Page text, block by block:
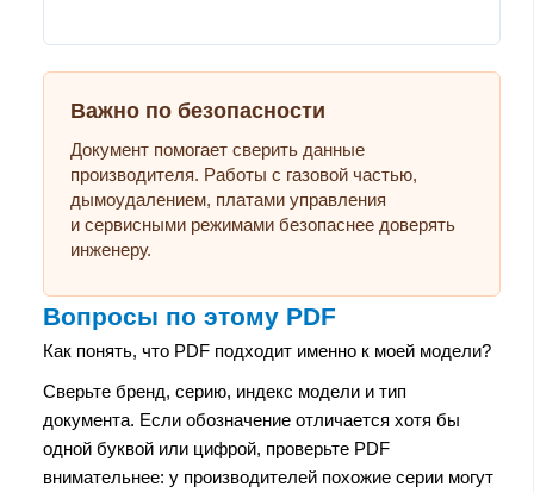
Важно по безопасности
Документ помогает сверить данные
производителя. Работы с газовой частью,
дымоудалением, платами управления
и сервисными режимами безопаснее доверять
инженеру.
Вопросы по этому PDF
Как понять, что PDF подходит именно к моей модели?
Сверьте бренд, серию, индекс модели и тип
документа. Если обозначение отличается хотя бы
одной буквой или цифрой, проверьте PDF
внимательнее: у производителей похожие серии могут